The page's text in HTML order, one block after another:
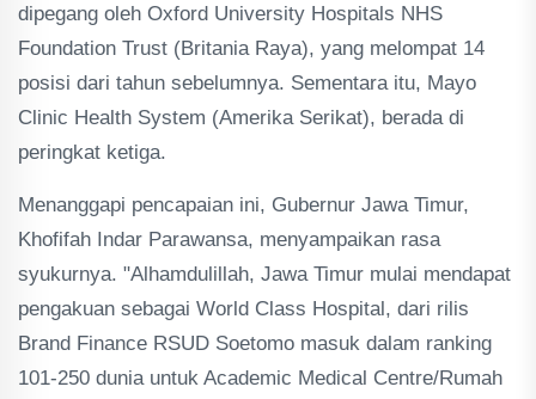
dipegang oleh Oxford University Hospitals NHS
Foundation Trust (Britania Raya), yang melompat 14
posisi dari tahun sebelumnya. Sementara itu, Mayo
Clinic Health System (Amerika Serikat), berada di
peringkat ketiga.
Menanggapi pencapaian ini, Gubernur Jawa Timur,
Khofifah Indar Parawansa, menyampaikan rasa
syukurnya. "Alhamdulillah, Jawa Timur mulai mendapat
pengakuan sebagai World Class Hospital, dari rilis
Brand Finance RSUD Soetomo masuk dalam ranking
101-250 dunia untuk Academic Medical Centre/Rumah